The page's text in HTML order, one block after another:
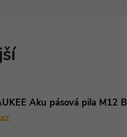
Aku pásová pila M12